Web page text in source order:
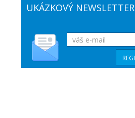
UKÁZKOVÝ NEWSLETTER